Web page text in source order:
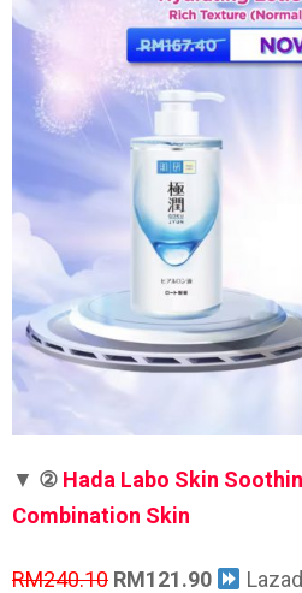
▼ ② Hada Labo Skin
Combination Skin
RM240.10 RM121.90